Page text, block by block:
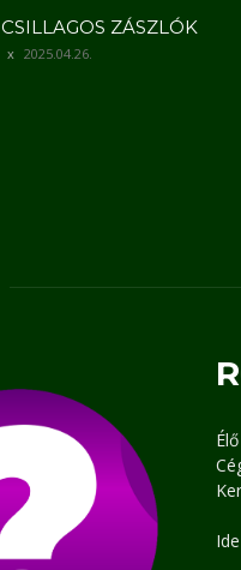
CSILLAGOS ZÁSZLÓK
2025.04.26.